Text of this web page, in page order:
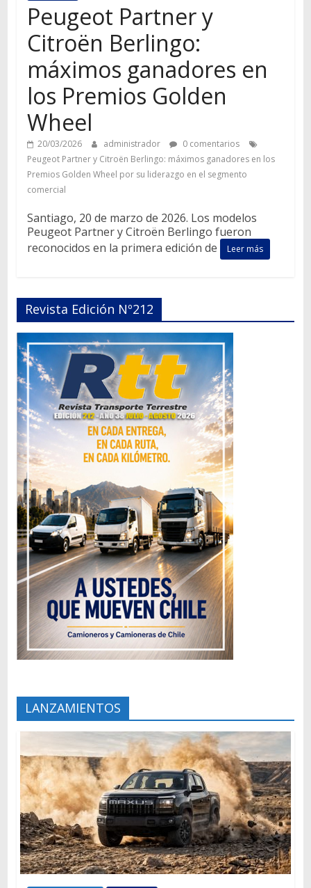
Peugeot Partner y
Citroën Berlingo:
máximos ganadores en
los Premios Golden
Wheel
20/03/2026 administrador
0 comentarios
Peugeot Partner y Citroën Berlingo: máximos ganadores en los
Premios Golden Wheel por su liderazgo en el segmento
comercial
Santiago, 20 de marzo de 2026. Los modelos
Peugeot Partner y Citroën Berlingo fueron
reconocidos en la primera edición de
Leer más
Revista Edición Nº212
LANZAMIENTOS